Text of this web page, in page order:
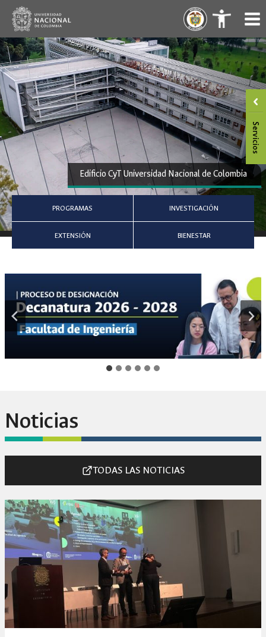
Saltar
contenido
. .
Edificio CyT Universidad Nacional de Colombia
PROGRAMAS INVESTIGACIÓN
EXTENSIÓN BIENESTAR
Noticias
TODAS LAS NOTICIAS